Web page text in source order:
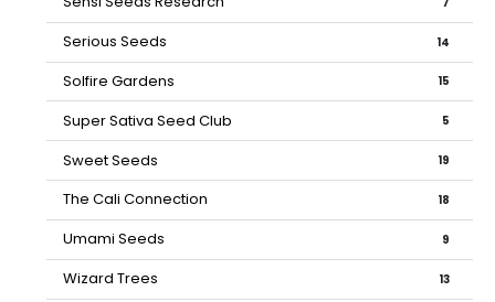
Serious Seeds 14
Solfire Gardens 15
Super Sativa Seed Club 5
Sweet Seeds 19
The Cali Connection 18
Umami Seeds 9
Wizard Trees 13